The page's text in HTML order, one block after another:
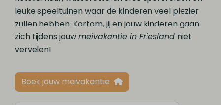
leuke speeltuinen waar de kinderen veel plezier
zullen hebben. Kortom, jij en jouw kinderen gaan
zich tijdens jouwmeivakantie in Friesland niet
vervelen!
Boek jouw meivakantie